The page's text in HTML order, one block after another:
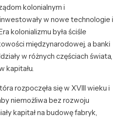
kolonialnym i
w nowe technologie i
kolonializmu była ściśle
międzynarodowej, a banki
w różnych częściach świata,
kapitału.
rozpoczęła się w XVIII wieku i
niemożliwa bez rozwoju
kapitał na budowę fabryk,